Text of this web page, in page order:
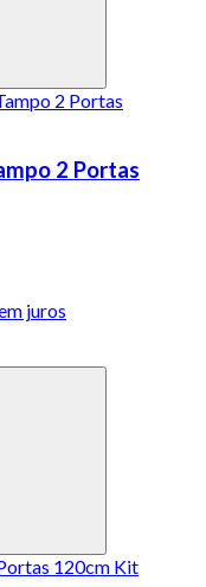
2 Portas
juros